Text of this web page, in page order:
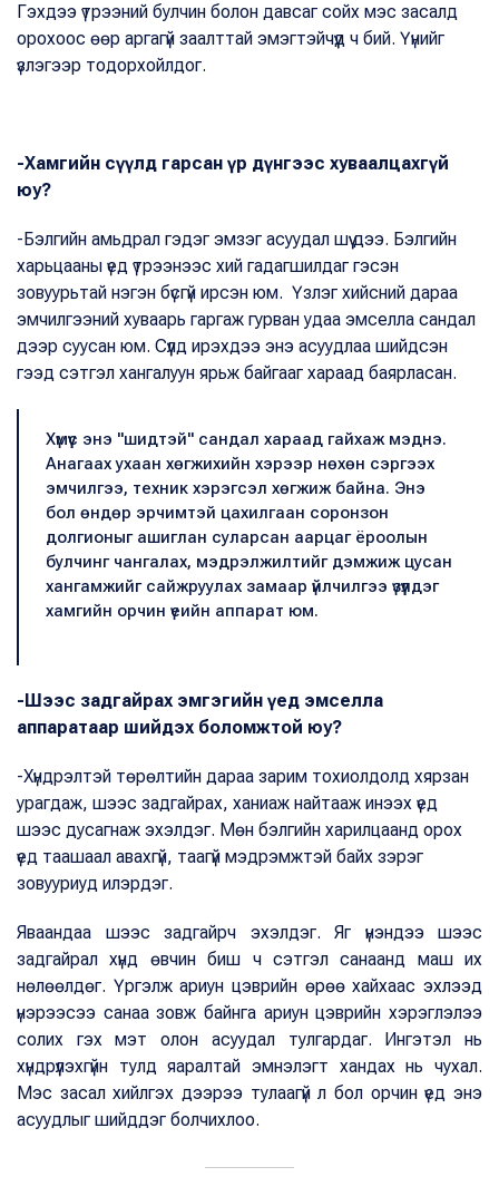
Гэхдээ үтрээний булчин болон давсаг сойх мэс засалд
орохоос өөр аргагүй заалттай эмэгтэйчүүд ч бий. Үүнийг
үзлэгээр тодорхойлдог.
-Хамгийн сүүлд гарсан үр дүнгээс хуваалцахгүй
юу?
-Бэлгийн амьдрал гэдэг эмзэг асуудал шүү дээ. Бэлгийн
харьцааны үед үтрээнээс хий гадагшилдаг гэсэн
зовуурьтай нэгэн бүсгүй ирсэн юм. Үзлэг хийсний дараа
эмчилгээний хуваарь гаргаж гурван удаа эмселла сандал
дээр суусан юм. Сүүлд ирэхдээ энэ асуудлаа шийдсэн
гээд сэтгэл хангалуун ярьж байгааг хараад баярласан.
Хүмүүс энэ "шидтэй" сандал хараад гайхаж мэднэ.
Анагаах ухаан хөгжихийн хэрээр нөхөн сэргээх
эмчилгээ, техник хэрэгсэл хөгжиж байна. Энэ
бол өндөр эрчимтэй цахилгаан соронзон
долгионыг ашиглан суларсан аарцаг ёроолын
булчинг чангалах, мэдрэлжилтийг дэмжиж цусан
хангамжийг сайжруулах замаар үйлчилгээ үзүүлдэг
хамгийн орчин үеийн аппарат юм.
-Шээс задгайрах эмгэгийн үед эмселла
аппаратаар шийдэх боломжтой юу?
-Хүндрэлтэй төрөлтийн дараа зарим тохиолдолд хярзан
урагдаж, шээс задгайрах, ханиаж найтааж инээх үед
шээс дусагнаж эхэлдэг. Мөн бэлгийн харилцаанд орох
үед таашаал авахгүй, таагүй мэдрэмжтэй байх зэрэг
зовууриуд илэрдэг.
Яваандаа шээс задгайрч эхэлдэг. Яг үнэндээ шээс
задгайрал хүнд өвчин биш ч сэтгэл санаанд маш их
нөлөөлдөг. Үргэлж ариун цэврийн өрөө хайхаас эхлээд
үнэрээсээ санаа зовж байнга ариун цэврийн хэрэглэлээ
солих гэх мэт олон асуудал тулгардаг. Ингэтэл нь
хүндрүүлэхгүйн тулд яаралтай эмнэлэгт хандах нь чухал.
Мэс засал хийлгэх дээрээ тулаагүй л бол орчин үед энэ
асуудлыг шийддэг болчихлоо.